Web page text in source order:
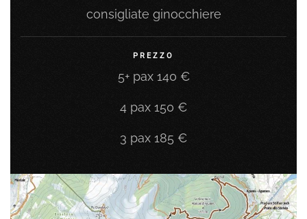
consigliate ginocchiere
PREZZO
5+ pax 140 €
4 pax 150 €
3 pax 185 €